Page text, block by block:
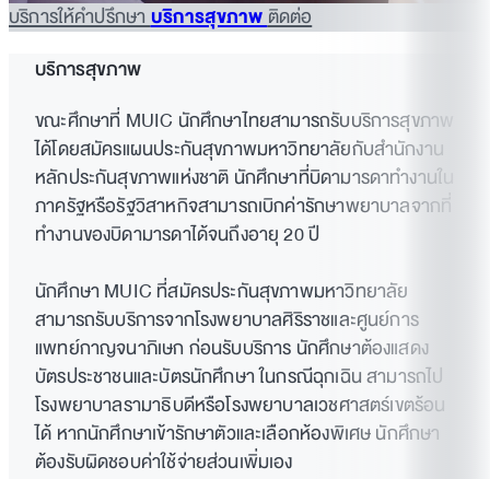
บริการให้คำปรึกษาบริการสุขภาพติดต่อ
บริการสุขภาพ
ขณะศึกษาที่ MUIC นักศึกษาไทยสามารถรับบริการสุขภาพ
ได้โดยสมัครแผนประกันสุขภาพมหาวิทยาลัยกับสำนักงาน
หลักประกันสุขภาพแห่งชาติ นักศึกษาที่บิดามารดาทำงานใน
ภาครัฐหรือรัฐวิสาหกิจสามารถเบิกค่ารักษาพยาบาลจากที่
ทำงานของบิดามารดาได้จนถึงอายุ 20 ปี
นักศึกษา MUIC ที่สมัครประกันสุขภาพมหาวิทยาลัย
สามารถรับบริการจากโรงพยาบาลศิริราชและศูนย์การ
แพทย์กาญจนาภิเษก ก่อนรับบริการ นักศึกษาต้องแสดง
บัตรประชาชนและบัตรนักศึกษา ในกรณีฉุกเฉิน สามารถไป
โรงพยาบาลรามาธิบดีหรือโรงพยาบาลเวชศาสตร์เขตร้อน
ได้ หากนักศึกษาเข้ารักษาตัวและเลือกห้องพิเศษ นักศึกษา
ต้องรับผิดชอบค่าใช้จ่ายส่วนเพิ่มเอง